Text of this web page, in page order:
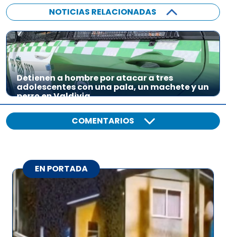
NOTICIAS RELACIONADAS
Detienen a hombre por atacar a tres
adolescentes con una pala, un machete y un
perro en Valdivia
COMENTARIOS
EN PORTADA